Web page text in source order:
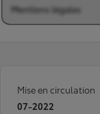
Mentions légales
Mise en circulation
07-2022